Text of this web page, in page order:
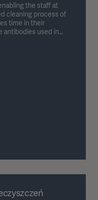
the staff at
cleaning process of
time in their
antibodies used in